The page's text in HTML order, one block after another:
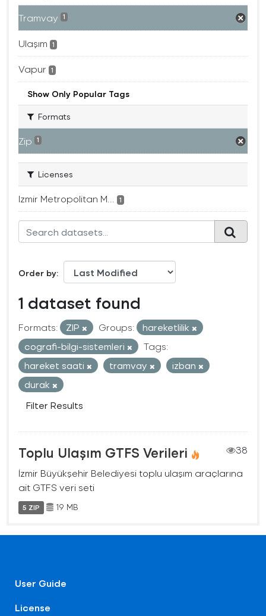
Tramvay 1
Ulaşım 1
Vapur 1
Show Only Popular Tags
Formats
Zip 1
Licenses
Izmir Metropolitan M... 1
Order by
1 dataset found
Formats: ZIP Groups:
hareketlilik
cografi-bilgi-sistemleri
Tags:
hareket saati
tramvay
izban
durak
Filter Results
Toplu Ulaşım GTFS Verileri
38
İzmir Büyükşehir Belediyesi toplu ulaşım araçlarına
ait GTFS veri seti
5 ZIP 19 MB
User Guide
License